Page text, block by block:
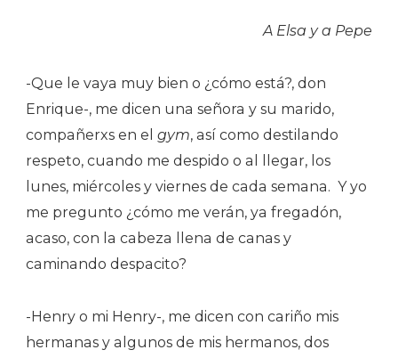
A Elsa y a Pepe
-Que le vaya muy bien o ¿cómo está?, don
Enrique-, me dicen una señora y su marido,
compañerxs en el gym, así como destilando
respeto, cuando me despido o al llegar, los
lunes, miércoles y viernes de cada semana. Y yo
me pregunto ¿cómo me verán, ya fregadón,
acaso, con la cabeza llena de canas y
caminando despacito?
-Henry o mi Henry-, me dicen con cariño mis
hermanas y algunos de mis hermanos, dos